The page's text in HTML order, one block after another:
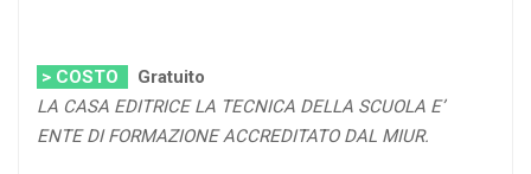
> COSTO
Gratuito
LA CASA EDITRICE LA TECNICA DELLA SCUOLA E’
ENTE DI FORMAZIONE ACCREDITATO DAL MIUR.